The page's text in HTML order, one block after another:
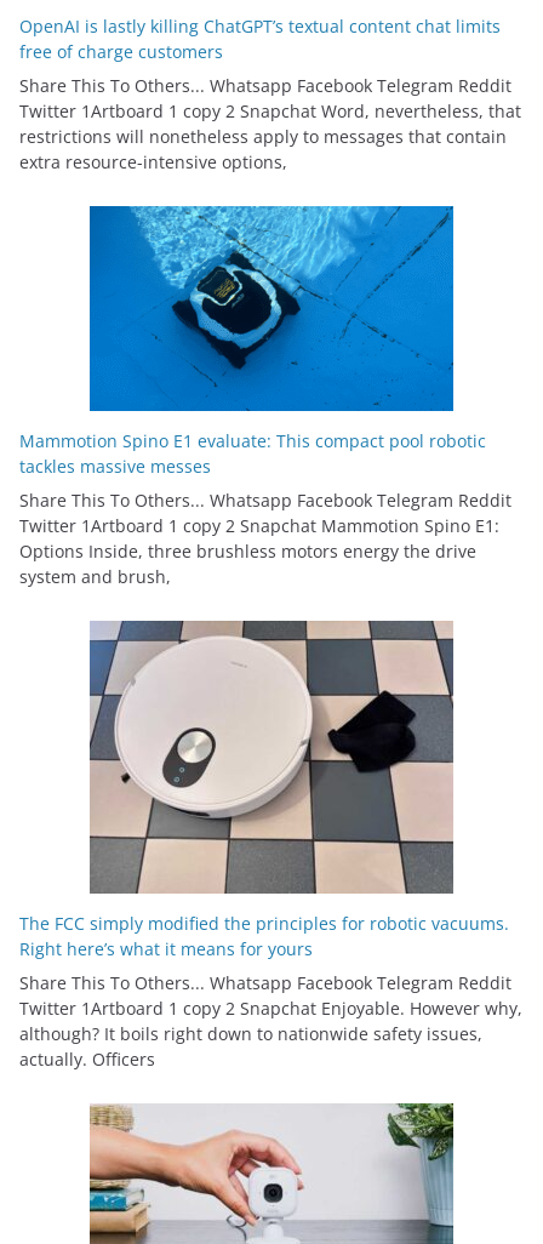
OpenAI is lastly killing ChatGPT’s textual content chat limits
free of charge customers
Share This To Others... Whatsapp Facebook Telegram Reddit
Twitter 1Artboard 1 copy 2 Snapchat Word, nevertheless, that
restrictions will nonetheless apply to messages that contain
extra resource-intensive options,
Mammotion Spino E1 evaluate: This compact pool robotic
tackles massive messes
Share This To Others... Whatsapp Facebook Telegram Reddit
Twitter 1Artboard 1 copy 2 Snapchat Mammotion Spino E1:
Options Inside, three brushless motors energy the drive
system and brush,
The FCC simply modified the principles for robotic vacuums.
Right here’s what it means for yours
Share This To Others... Whatsapp Facebook Telegram Reddit
Twitter 1Artboard 1 copy 2 Snapchat Enjoyable. However why,
although? It boils right down to nationwide safety issues,
actually. Officers